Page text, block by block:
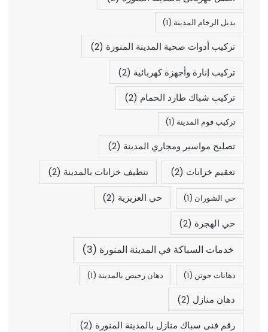
بديل الرخام المدينة (1)
تركيب أدوات صحية المدينة المنورة (2)
تركيب إنارة وأجهزة كهربائية (2)
تركيب شباك طارد الحمام (2)
تركيب فوم المدينة (1)
تصليح مواسير ومجاري المدينة (2)
تعقيم خزانات (2) تنظيف خزانات بالمدينة (2)
حي الشوران (1) حي العزيزية (2)
حي الهجرة (2)
خدمات السباكة في المدينة المنورة (3)
دهانات جوتن (1) دهان رخيص بالمدينة (1)
دهان منازل (2)
رقم فنى سباك منازل بالمدينة المنورة (2)